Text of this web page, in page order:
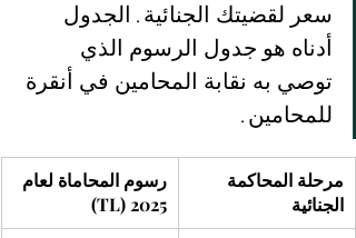
سعر لقضيتك الجنائية. الجدول
أدناه هو جدول الرسوم الذي
توصي به نقابة المحامين في أنقرة
للمحامين.
مرحلة المحاكمة
الجنائية
رسوم المحاماة لعام
2025 (TL)